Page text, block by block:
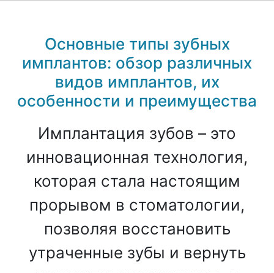
Основные типы зубных
имплантов: обзор различных
видов имплантов, их
особенности и преимущества
Имплантация зубов – это
инновационная технология,
которая стала настоящим
прорывом в стоматологии,
позволяя восстановить
утраченные зубы и вернуть